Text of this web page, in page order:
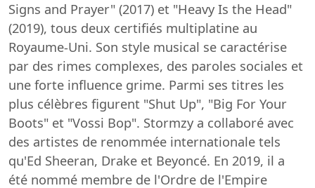
Signs and Prayer" (2017) et "Heavy Is the Head"
(2019), tous deux certifiés multiplatine au
Royaume-Uni. Son style musical se caractérise
par des rimes complexes, des paroles sociales et
une forte influence grime. Parmi ses titres les
plus célèbres figurent "Shut Up", "Big For Your
Boots" et "Vossi Bop". Stormzy a collaboré avec
des artistes de renommée internationale tels
qu'Ed Sheeran, Drake et Beyoncé. En 2019, il a
été nommé membre de l'Ordre de l'Empire